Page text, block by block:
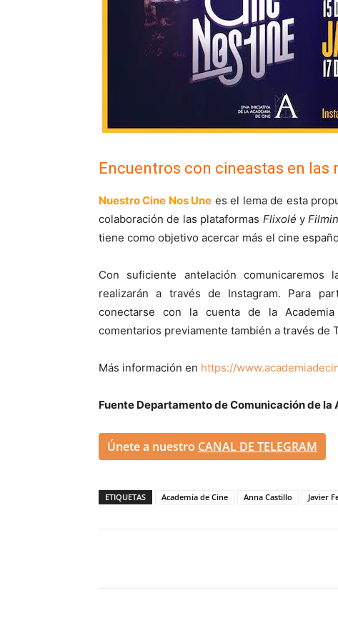
Encuentros con cineastas en las
Nuestro Cine Nos Une es el lema de esta
colaboración de las plataformas Flixolé yFilmin
tiene como objetivo acercar más el cine
Con suficiente antelación
realizarán a través de Instagram. Para
conectarse con la cuenta de la
comentarios previamente también a través de
Más información en https://
Fuente Departamento de Comunicación de la
Únete a nuestro CANAL DE TELEGRAM
ETIQUETAS Academia de Cine Anna Castillo Javier